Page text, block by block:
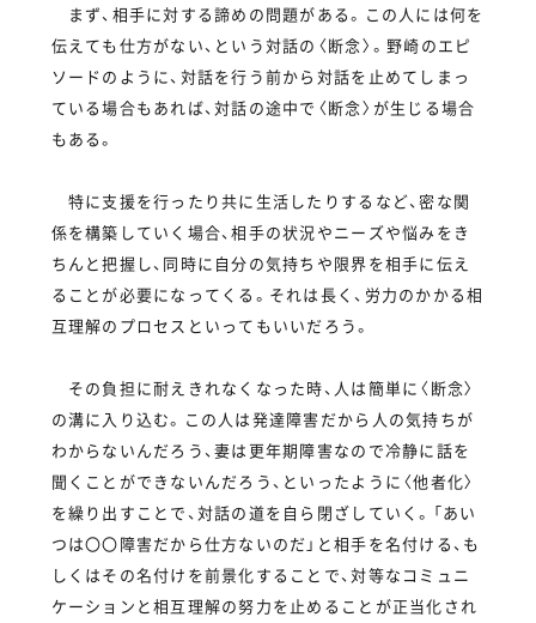
まず、相手に対する諦めの問題がある。この人には何を
伝えても仕方がない、という対話の〈断念〉。野崎のエピ
ソードのように、対話を行う前から対話を止めてしまっ
ている場合もあれば、対話の途中で〈断念〉が生じる場合
もある。
特に支援を行ったり共に生活したりするなど、密な関
係を構築していく場合、相手の状況やニーズや悩みをき
ちんと把握し、同時に自分の気持ちや限界を相手に伝え
ることが必要になってくる。それは長く、労力のかかる相
互理解のプロセスといってもいいだろう。
その負担に耐えきれなくなった時、人は簡単に〈断念〉
の溝に入り込む。この人は発達障害だから人の気持ちが
わからないんだろう、妻は更年期障害なので冷静に話を
聞くことができないんだろう、といったように〈他者化〉
を繰り出すことで、対話の道を自ら閉ざしていく。「あい
つは〇〇障害だから仕方ないのだ」と相手を名付ける、も
しくはその名付けを前景化することで、対等なコミュニ
ケーションと相互理解の努力を止めることが正当化され